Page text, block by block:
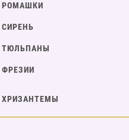
РОМАШКИ
СИРЕНЬ
ТЮЛЬПАНЫ
ФРЕЗИИ
ХРИЗАНТЕМЫ